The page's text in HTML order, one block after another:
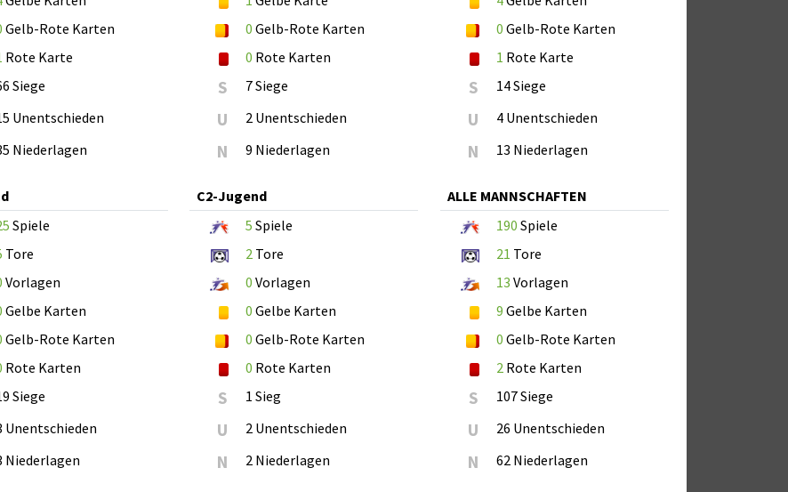
Gelb-Rote Karten
Rote Karte
Siege
Unentschieden
Niederlagen
0 Gelb-Rote Karten
0 Rote Karten
S 7 Siege
U 2 Unentschieden
N 9 Niederlagen
0 Gelb-Rote Karten
1 Rote Karte
S 14 Siege
U 4 Unentschieden
N 13 Niederlagen
Spiele
Tore
Vorlagen
Gelbe Karten
Gelb-Rote Karten
Rote Karten
Siege
Unentschieden
Niederlagen
C2-Jugend
5 Spiele
2 Tore
0 Vorlagen
0 Gelbe Karten
0 Gelb-Rote Karten
0 Rote Karten
S 1 Sieg
U 2 Unentschieden
N 2 Niederlagen
ALLE MANNSCHAFTEN
190 Spiele
21 Tore
13 Vorlagen
9 Gelbe Karten
0 Gelb-Rote Karten
2 Rote Karten
S 107 Siege
U 26 Unentschieden
N 62 Niederlagen